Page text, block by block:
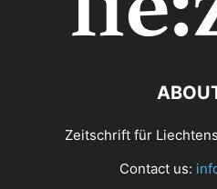
Zeitschrift für
Contact us: